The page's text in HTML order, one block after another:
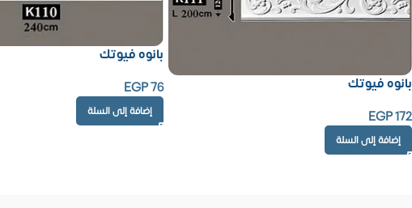
بانوه فيوتك
EGP172
إضافة إلى السلة
بانوه فيوتك
EGP76
إضافة إلى السلة